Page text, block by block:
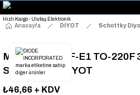
"Saat 14:00'a Kadar Verilen Siparişlerde
"Binlerce Ürün Çeşitliliği ile Stoktan
"Toptan Fiyatına Perakende Satış
Anasayfa DİYOT Schottky
MBR30100CTF-E1 TO-220F
SCHOTTKY DİYOT
₺46,66 + KDV